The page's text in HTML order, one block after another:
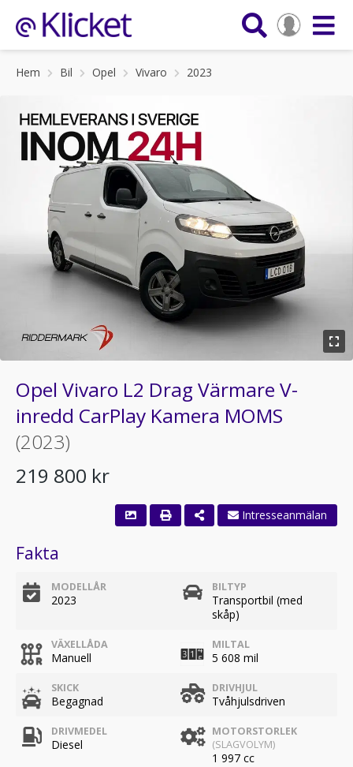
Hem Bil Opel Vivaro 2023
Opel Vivaro L2 Drag Värmare V-
inredd CarPlay Kamera MOMS
(2023)
219 800 kr
Fakta
MODELLÅR
2023
BILTYP
Transportbil (med
skåp)
VÄXELLÅDA
Manuell
MILTAL
5 608 mil
SKICK
Begagnad
DRIVHJUL
Tvåhjulsdriven
DRIVMEDEL
Diesel
MOTORSTORLEK
(SLAGVOLYM)
1 997 cc